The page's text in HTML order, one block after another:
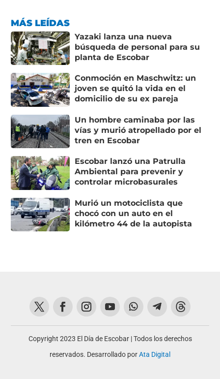
MÁS LEÍDAS
Yazaki lanza una nueva
búsqueda de personal para su
planta de Escobar
Conmoción en Maschwitz: un
joven se quitó la vida en el
domicilio de su ex pareja
Un hombre caminaba por las
vías y murió atropellado por el
tren en Escobar
Escobar lanzó una Patrulla
Ambiental para prevenir y
controlar microbasurales
Murió un motociclista que
chocó con un auto en el
kilómetro 44 de la autopista
Copyright 2023 El Día de Escobar | Todos los derechos
reservados. Desarrollado porAta Digital